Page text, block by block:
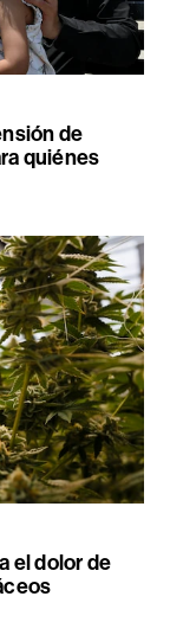
de
quiénes
el dolor de